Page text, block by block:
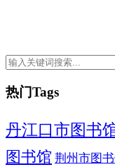
热门Tags
丹江口市图书
图书馆 荆州市图